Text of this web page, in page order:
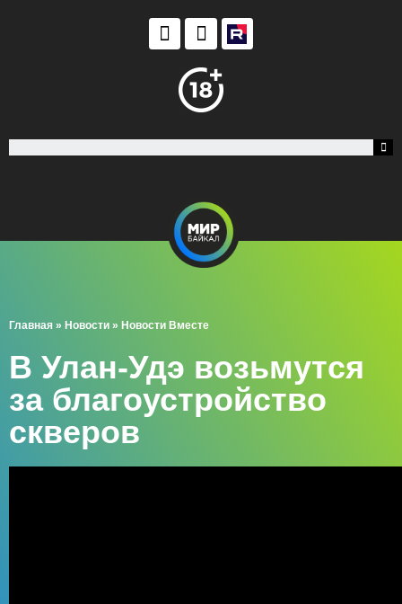
Главная » Новости » Новости Вместе
В Улан-Удэ возьмутся
за благоустройство
скверов